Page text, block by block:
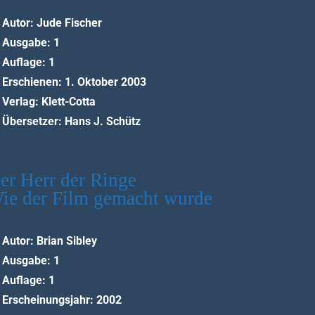
Autor: Jude Fischer
Ausgabe: 1
Auflage: 1
Erschienen: 1. Oktober 2003
Verlag: Klett-Cotta
Übersetzer: Hans J. Schütz
Herr der Ringe
der Film gemacht wurde
Autor: Brian Sibley
Ausgabe: 1
Auflage: 1
Erscheinungsjahr: 2002